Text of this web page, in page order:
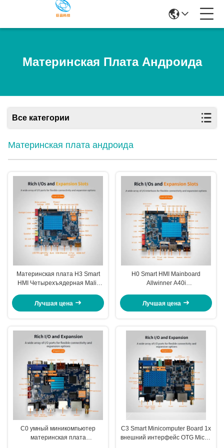
Материнская Плата Андроида
Все категории
Материнская плата андроида
Материнская плата H3 Smart
HMI Четырехъядерная Mali-
разъемные наушники
Лучшая цена
H0 Smart HMI Mainboard
Allwinner A40i
@1.2GHz Android 7.1
Лучшая цена
C0 умный миникомпьютер
материнская плата
C3 Smart Minicomputer Board 1x
внешний интерфейс OTG Micro-